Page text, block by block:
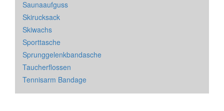
Saunaaufguss
Skirucksack
Skiwachs
Sporttasche
Sprunggelenkbandasche
Taucherflossen
Tennisarm Bandage